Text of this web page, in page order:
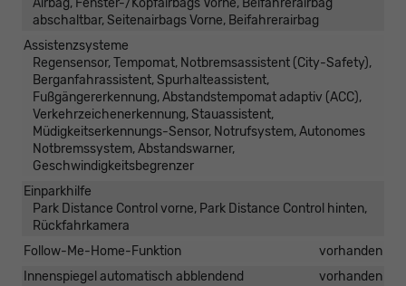
Airbag, Fenster-/Kopfairbags Vorne, Beifahrerairbag
abschaltbar, Seitenairbags Vorne, Beifahrerairbag
Assistenzsysteme
Regensensor, Tempomat, Notbremsassistent (City-Safety),
Berganfahrassistent, Spurhalteassistent,
Fußgängererkennung, Abstandstempomat adaptiv (ACC),
Verkehrzeichenerkennung, Stauassistent,
Müdigkeitserkennungs-Sensor, Notrufsystem, Autonomes
Notbremssystem, Abstandswarner,
Geschwindigkeitsbegrenzer
Einparkhilfe
Park Distance Control vorne, Park Distance Control hinten,
Rückfahrkamera
Follow-Me-Home-Funktion
vorhanden
Innenspiegel automatisch abblendend
vorhanden